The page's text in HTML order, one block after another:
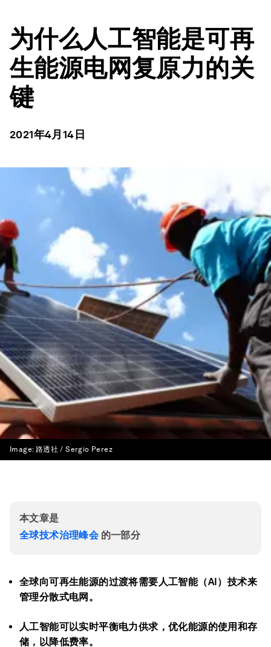
为什么人工智能是可再
生能源电网复原力的关
键
2021年4月14日
Image: 路透社 / Sergio Perez
本文章是
全球技术治理峰会的一部分
全球向可再生能源的过渡将需要人工智能（AI）技术来
管理分散式电网。
人工智能可以实时平衡电力供求，优化能源的使用和存
储，以降低费率。